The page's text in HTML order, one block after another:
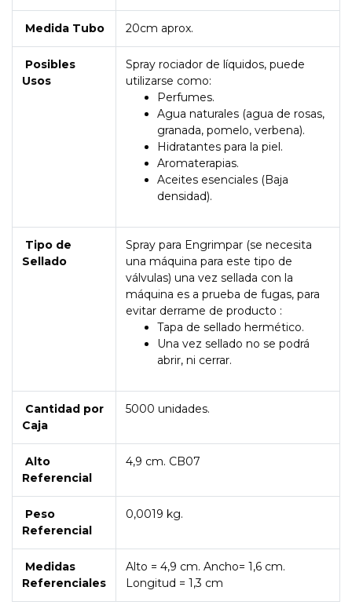
Medida Tubo 20cm aprox.
Posibles
Usos
Spray rociador de líquidos, puede
utilizarse como:
Perfumes.
Agua naturales (agua de rosas,
granada, pomelo, verbena).
Hidratantes para la piel.
Aromaterapias.
Aceites esenciales (Baja
densidad).
Tipo de
Sellado
Spray para Engrimpar (se necesita
una máquina para este tipo de
válvulas) una vez sellada con la
máquina es a prueba de fugas, para
evitar derrame de producto :
Tapa de sellado hermético.
Una vez sellado no se podrá
abrir, ni cerrar.
Cantidad por
Caja
5000 unidades.
Alto
Referencial
4,9 cm. CB07
Peso
Referencial
0,0019 kg.
Medidas
Referenciales
Alto = 4,9 cm. Ancho= 1,6 cm.
Longitud = 1,3 cm